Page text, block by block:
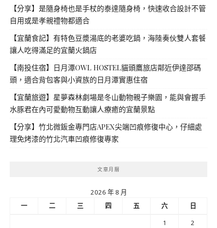
【分享】是隨身椅也是手杖的泰達隨身椅，快速收合設計不管
自用或是孝親禮物都適合
【宜蘭食記】有特色豆漿湯底的老婆吃鍋，海陸奏伙雙人套餐
讓人吃得滿足的宜蘭火鍋店
【南投住宿】日月潭OWL HOSTEL貓頭鷹旅店鄰近伊達邵碼
頭，適合背包客與小資族的日月潭實惠住宿
【宜蘭旅遊】星夢森林劇場是冬山動物親子樂園，能與會握手
水豚君在內可愛動物互動讓人療癒的宜蘭景點
【分享】竹北微鈑金專門店APEX尖端凹痕修復中心，仔細處
理免烤漆的竹北汽車凹痕修復專家
文章月曆
2026 年 8 月
一
二 三 四 五 六
日
1
2